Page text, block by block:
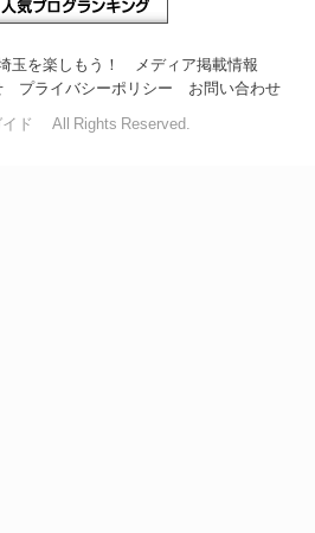
玉を楽しもう！
メディア掲載情報
プライバシーポリシー お問い合わせ
イド All Rights Reserved.